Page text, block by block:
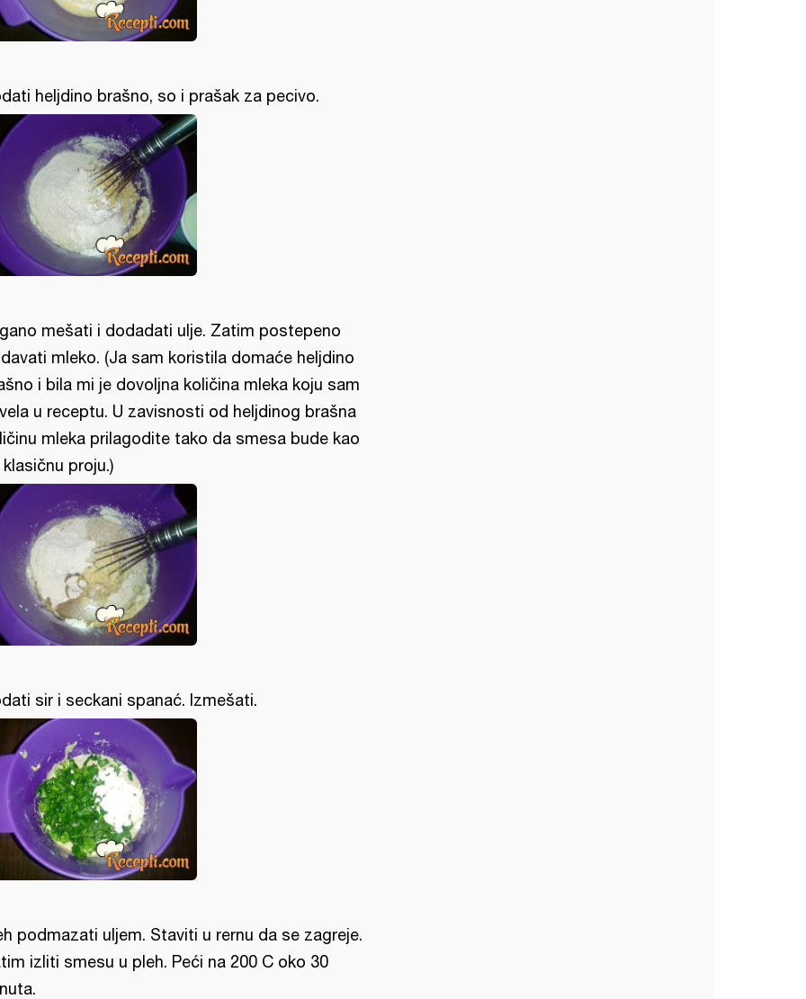
heljdino brašno, so i prašak za pecivo.
mešati i dodadati ulje. Zatim postepeno
mleko. (Ja sam koristila domaće heljdino
i bila mi je dovoljna količina mleka koju sam
u receptu. U zavisnosti od heljdinog brašna
mleka prilagodite tako da smesa bude kao
proju.)
sir i seckani spanać. Izmešati.
podmazati uljem. Staviti u rernu da se zagreje.
izliti smesu u pleh. Peći na 200 C oko 30